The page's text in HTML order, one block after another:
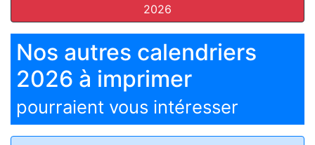
2026
Nos autres calendriers
2026 à imprimer
pourraient vous intéresser